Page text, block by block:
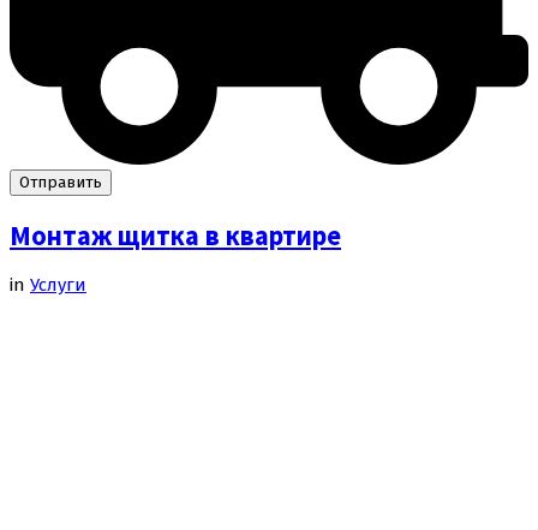
Монтаж щитка в квартире
in Услуги